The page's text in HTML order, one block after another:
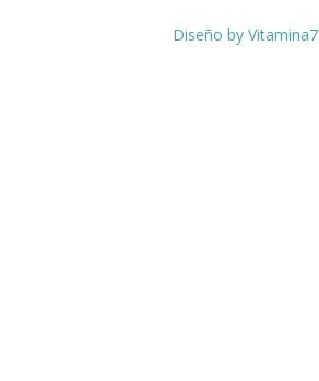
Diseño by Vitamina7